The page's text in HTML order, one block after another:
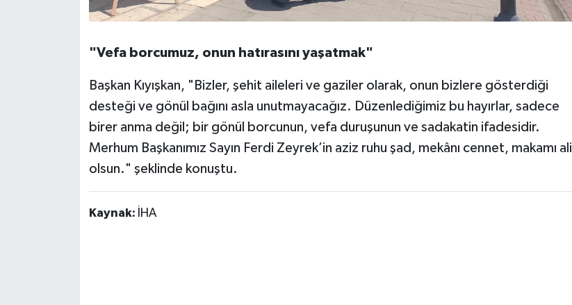
"Vefa borcumuz, onun hatırasını yaşatmak"
Başkan Kıyışkan, "Bizler, şehit aileleri ve gaziler olarak, onun bizlere gösterdiği
desteği ve gönül bağını asla unutmayacağız. Düzenlediğimiz bu hayırlar, sadece
birer anma değil; bir gönül borcunun, vefa duruşunun ve sadakatin ifadesidir.
Merhum Başkanımız Sayın Ferdi Zeyrek’in aziz ruhu şad, mekânı cennet, makamı ali
olsun." şeklinde konuştu.
Kaynak: İHA